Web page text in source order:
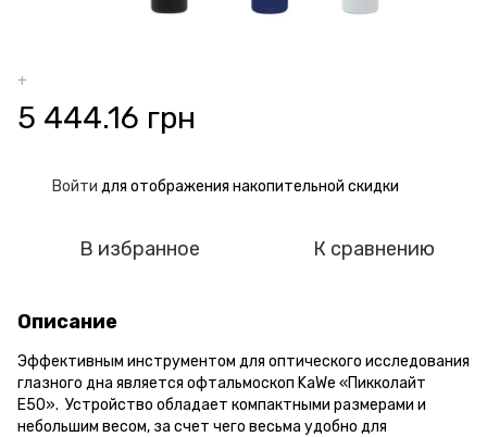
+
5 444.16 грн
Войти для отображения накопительной скидки
В избранное К сравнению
Описание
Эффективным инструментом для оптического исследования
глазного дна является офтальмоскоп KaWe «Пикколайт
Е50». Устройство обладает компактными размерами и
небольшим весом, за счет чего весьма удобно для